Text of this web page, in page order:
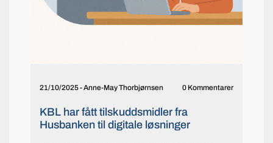
21/10/2025-Anne-May Thorbjørnsen 0 Kommentarer
KBL har fått tilskuddsmidler fra
Husbanken til digitale løsninger